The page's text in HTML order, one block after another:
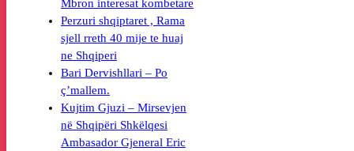
Mbron interesat kombetare
Perzuri shqiptaret , Rama
sjell rreth 40 mije te huaj
ne Shqiperi
Bari Dervishllari – Po
ç’mallem.
Kujtim Gjuzi – Mirsevjen
në Shqipëri Shkëlqesi
Ambasador Gjeneral Eric